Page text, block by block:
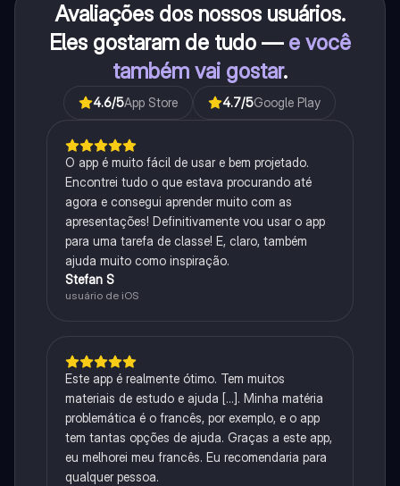
Avaliações dos nossos usuários.
Eles gostaram de tudo — e você
também vai gostar.
4.6/5App Store 4.7/5Google Play
O app é muito fácil de usar e bem projetado.
Encontrei tudo o que estava procurando até
agora e consegui aprender muito com as
apresentações! Definitivamente vou usar o app
para uma tarefa de classe! E, claro, também
ajuda muito como inspiração.
Stefan S
usuário de iOS
Este app é realmente ótimo. Tem muitos
materiais de estudo e ajuda [...]. Minha matéria
problemática é o francês, por exemplo, e o app
tem tantas opções de ajuda. Graças a este app,
eu melhorei meu francês. Eu recomendaria para
qualquer pessoa.